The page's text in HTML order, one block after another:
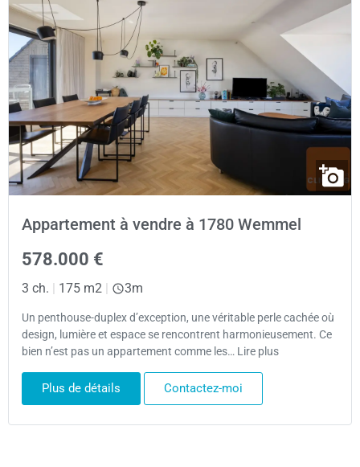
Appartement à vendre à 1780 Wemmel
578.000 €
3 ch. | 175 m2 | 3m
Un penthouse-duplex d’exception, une véritable perle cachée où
design, lumière et espace se rencontrent harmonieusement. Ce
bien n’est pas un appartement comme les… Lire plus
Plus de détails Contactez-moi